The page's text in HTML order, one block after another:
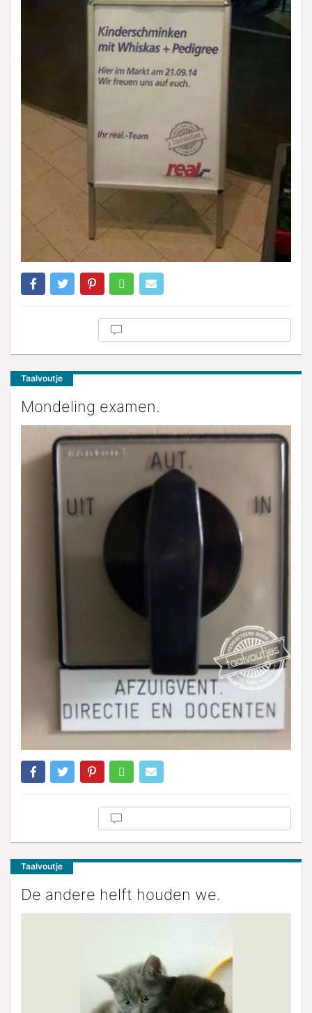
Taalvoutje
Mondeling examen.
Taalvoutje
De andere helft houden we.